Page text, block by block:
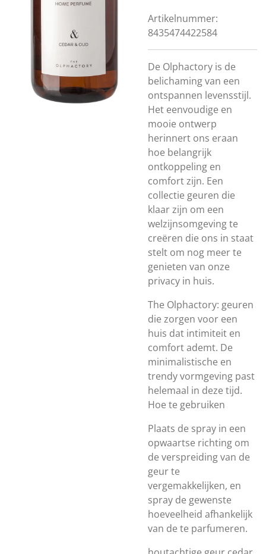
Artikelnummer:
8435474422584
De Olphactory is de
belichaming van een
ontspannen levensstijl.
Het eenvoudige en
mooie ontwerp
herinnert ons eraan
hoe belangrijk
ontkoppeling en
comfort zijn. Een
collectie geuren die
klaar zijn om een ​​
welzijnsomgeving te
creëren die ons in staat
stelt om nog meer te
genieten van onze
privacy in huis.
The Olphactory: geuren
die zorgen voor een
huis dat intimiteit en
comfort ademt. De
minimalistische en
trendy vormgeving past
helemaal in deze tijd.
Hoe te gebruiken
Plaats de spray in een
opwaartse richting om
de verspreiding van de
geur te
vergemakkelijken, en
spray de gewenste
hoeveelheid afhankelijk
van de te parfumeren.